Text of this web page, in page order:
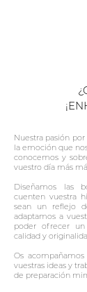
Nuestra pasión por
la emoción que
conocemos y
vuestro día más
Diseñamos las
cuenten vuestra
sean un reflejo
adaptamos a
poder ofrecer
calidad y
Os
vuestras ideas y
de preparación